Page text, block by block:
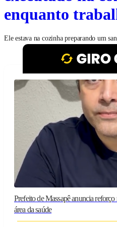
enquanto
Ele estava na cozinha preparando um
Prefeito de Massapê anuncia reforço
área da saúde